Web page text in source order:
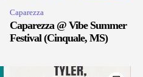
Caparezza
Caparezza @ Vibe Summer
Festival (Cinquale, MS)